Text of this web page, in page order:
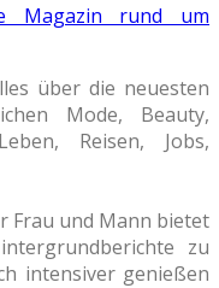
Magazin rund um
über die neuesten
Mode, Beauty,
Reisen, Jobs,
Frau und Mann bietet
zu
intensiver genießen